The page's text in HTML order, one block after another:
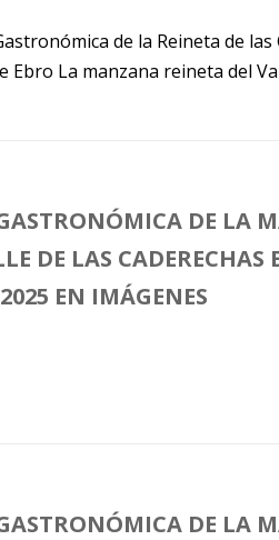
de la Reineta de
Ebro La manzana reineta del
DE LA
DE LAS
EN IMÁGENES
DE LA